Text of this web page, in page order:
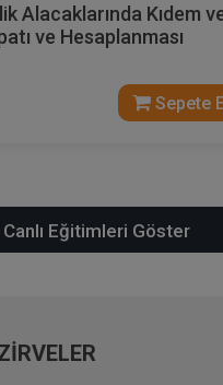
Alacaklarında Kıdem
ve Hesaplanması
Sepete
Eğitimleri Göster